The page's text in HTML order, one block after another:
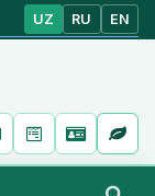
UZ RU EN